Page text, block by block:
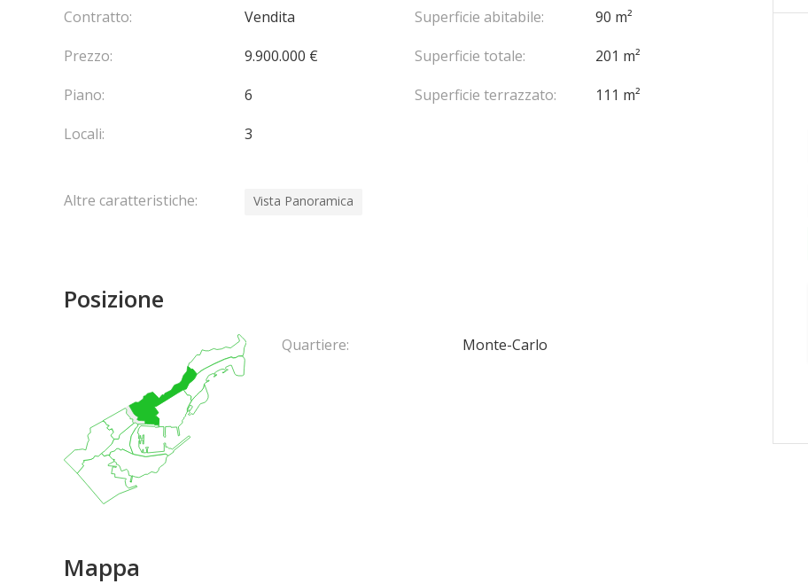
Contratto:
Vendita
Prezzo:
9.900.000 €
Piano:
6
Locali:
3
Superficie abitabile:
90 m²
Superficie totale:
201 m²
Superficie terrazzato:
111 m²
Altre caratteristiche: Vista Panoramica
Posizione
Quartiere: Monte-Carlo
Mappa